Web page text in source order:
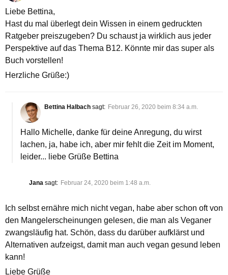
Liebe Bettina,
Hast du mal überlegt dein Wissen in einem gedruckten
Ratgeber preiszugeben? Du schaust ja wirklich aus jeder
Perspektive auf das Thema B12. Könnte mir das super als
Buch vorstellen!
Herzliche Grüße:)
Bettina Halbach sagt: Februar 26, 2020 beim 8:34 a.m.
Hallo Michelle, danke für deine Anregung, du wirst
lachen, ja, habe ich, aber mir fehlt die Zeit im Moment,
leider... liebe Grüße Bettina
Jana sagt: Februar 24, 2020 beim 1:48 a.m.
Ich selbst ernähre mich nicht vegan, habe aber schon oft von
den Mangelerscheinungen gelesen, die man als Veganer
zwangsläufig hat. Schön, dass du darüber aufklärst und
Alternativen aufzeigst, damit man auch vegan gesund leben
kann!
Liebe Grüße